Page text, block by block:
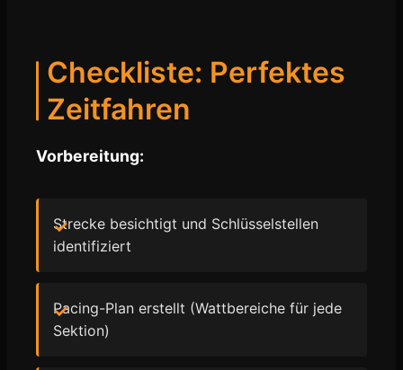
Checkliste: Perfektes
Zeitfahren
Vorbereitung:
Strecke besichtigt und Schlüsselstellen
identifiziert
Pacing-Plan erstellt (Wattbereiche für jede
Sektion)